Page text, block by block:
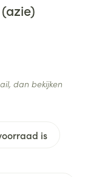
is
dan bekijken